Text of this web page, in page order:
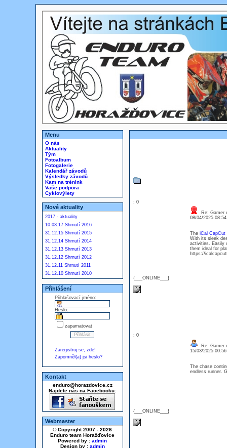
Menu
O nás
Aktuality
Tým
Fotoalbum
Fotogalerie
Kalendář závodů
Výsledky závodů
Kam na trénink
Vaše podpora
Cyklovýlety
Nové aktuality
2017 - aktuality
10.03.17 Shrnutí 2016
31.12.15 Shrnutí 2015
31.12.14 Shrnutí 2014
31.12.13 Shrnutí 2013
31.12.12 Shrnutí 2012
31.12.11 Shrnutí 2011
31.12.10 Shrnutí 2010
Přihlášení
Přihlašovací jméno:
Heslo:
zapamatovat
Zaregistruj se, zde!
Zapomněl(a) jsi heslo?
Kontakt
enduro@horazdovice.cz
Najdete nás na Facebooku:
Webmaster
© Copyright 2007 - 2026
Enduro team Horažďovice
Powered by : admin
Design by : admin
: 0
{___ONLINE___}
Re: Gamer
08/04/2025
The iCal CapCut
With its sleek
activities. Easily
them ideal for
https://
: 0
{___ONLINE___}
Re: Gamer
15/03/2025
The chase
endless runner.